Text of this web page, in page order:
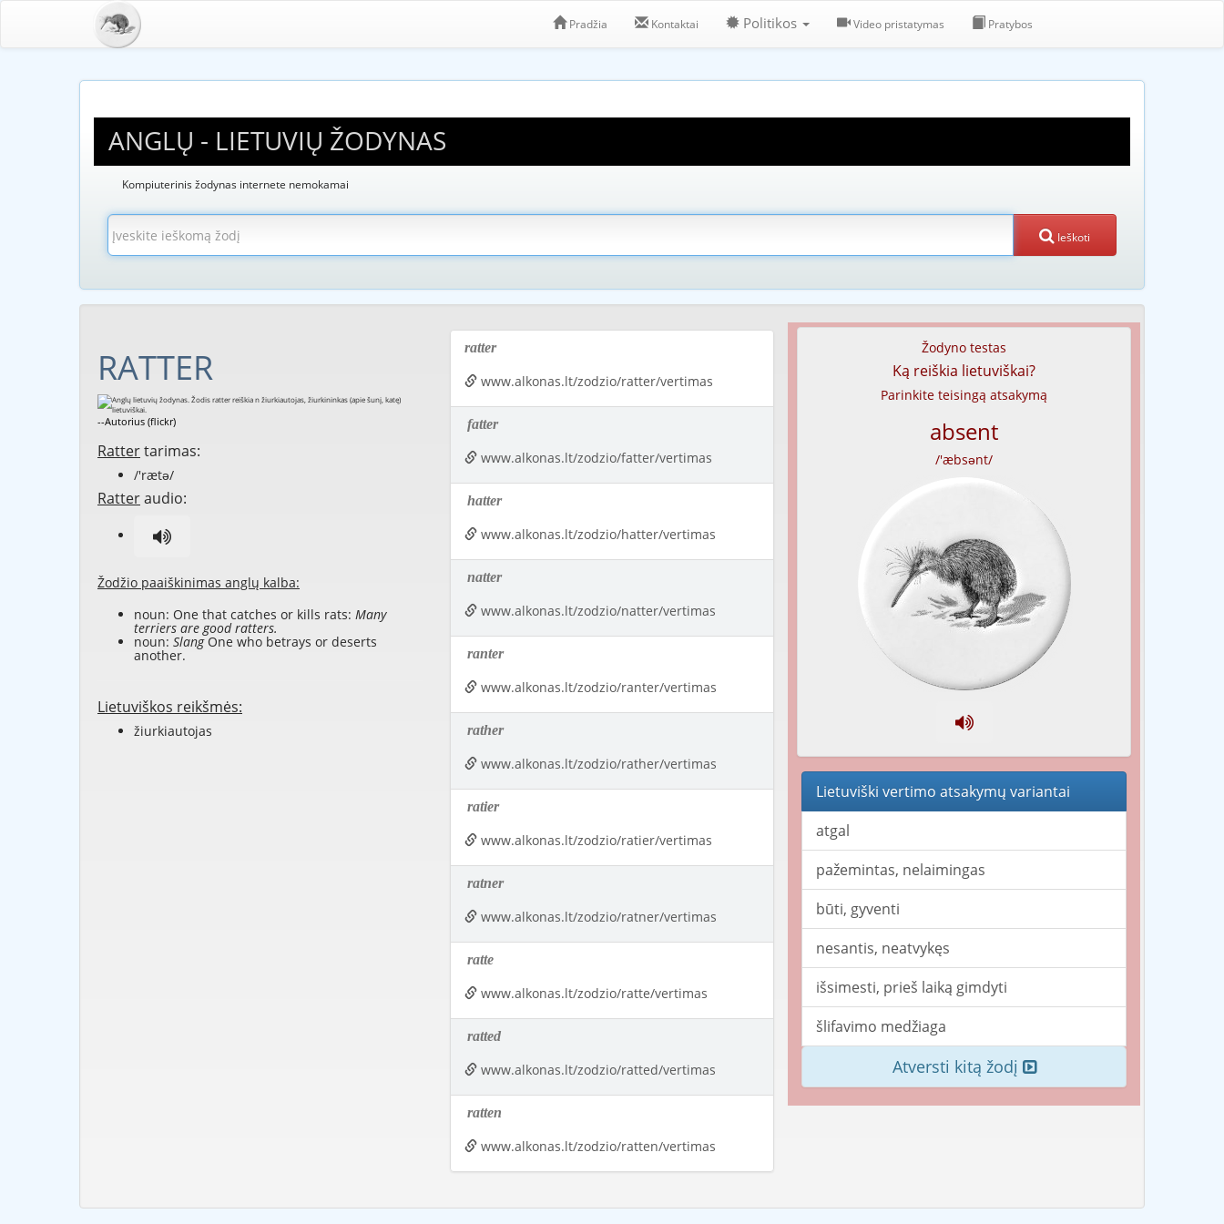
Pradžia Kontaktai Politikos Video pristatymas Pratybos
ANGLŲ - LIETUVIŲ ŽODYNAS
Kompiuterinis žodynas internete nemokamai
Ieškoti
RATTER
--Autorius (flickr)
Rattertarimas:
/'rætə/
Ratteraudio:
Žodžio paaiškinimas anglų kalba:
noun: One that catches or kills rats: Many
terriers are good ratters.
noun: SlangOne who betrays or deserts
another.
Lietuviškos reikšmės:
žiurkiautojas
ratter
www.alkonas.lt/zodzio/ratter/vertimas
fatter
www.alkonas.lt/zodzio/fatter/vertimas
hatter
www.alkonas.lt/zodzio/hatter/vertimas
natter
www.alkonas.lt/zodzio/natter/vertimas
ranter
www.alkonas.lt/zodzio/ranter/vertimas
rather
www.alkonas.lt/zodzio/rather/vertimas
ratier
www.alkonas.lt/zodzio/ratier/vertimas
ratner
www.alkonas.lt/zodzio/ratner/vertimas
ratte
www.alkonas.lt/zodzio/ratte/vertimas
ratted
www.alkonas.lt/zodzio/ratted/vertimas
ratten
www.alkonas.lt/zodzio/ratten/vertimas
Žodyno testas
Ką reiškia lietuviškai?
Parinkite teisingą atsakymą
absent
/'æbsənt/
Lietuviški vertimo atsakymų variantai
atgal
pažemintas, nelaimingas
būti, gyventi
nesantis, neatvykęs
išsimesti, prieš laiką gimdyti
šlifavimo medžiaga
Atversti kitą žodį